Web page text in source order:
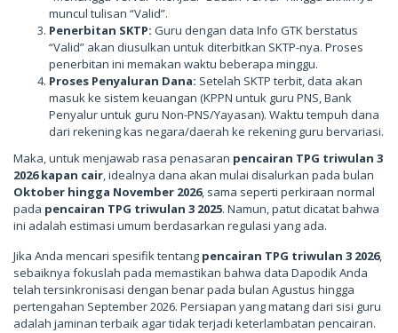
muncul tulisan “Valid”.
Penerbitan SKTP: Guru dengan data Info GTK berstatus
“Valid” akan diusulkan untuk diterbitkan SKTP-nya. Proses
penerbitan ini memakan waktu beberapa minggu.
Proses Penyaluran Dana: Setelah SKTP terbit, data akan
masuk ke sistem keuangan (KPPN untuk guru PNS, Bank
Penyalur untuk guru Non-PNS/Yayasan). Waktu tempuh dana
dari rekening kas negara/daerah ke rekening guru bervariasi.
Maka, untuk menjawab rasa penasaran pencairan TPG triwulan 3
2026 kapan cair, idealnya dana akan mulai disalurkan pada bulan
Oktober hingga November 2026, sama seperti perkiraan normal
pada pencairan TPG triwulan 3 2025. Namun, patut dicatat bahwa
ini adalah estimasi umum berdasarkan regulasi yang ada.
Jika Anda mencari spesifik tentang pencairan TPG triwulan 3 2026,
sebaiknya fokuslah pada memastikan bahwa data Dapodik Anda
telah tersinkronisasi dengan benar pada bulan Agustus hingga
pertengahan September 2026. Persiapan yang matang dari sisi guru
adalah jaminan terbaik agar tidak terjadi keterlambatan pencairan.